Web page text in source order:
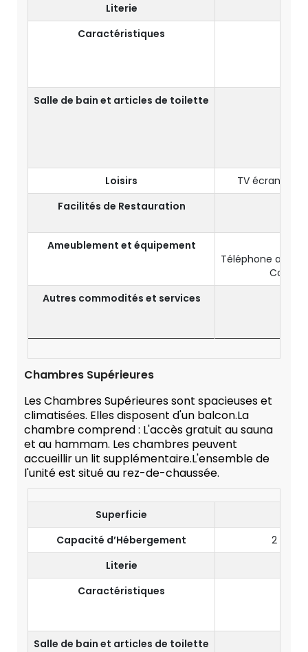
Literie
Caractéristiques
Salle de bain et articles de toilette
Loisirs
TV écran 32"
Facilités de Restauration
Ameublement et équipement
Téléphone avec
Coffre-
Autres commodités et services
Chambres Supérieures
Les Chambres Supérieures sont spacieuses et
climatisées. Elles disposent d'un balcon.La
chambre comprend : L'accès gratuit au sauna
et au hammam. Les chambres peuvent
accueillir un lit supplémentaire.L'ensemble de
l'unité est situé au rez-de-chaussée.
Superficie
Capacité d’Hébergement
2
Literie
Caractéristiques
Salle de bain et articles de toilette